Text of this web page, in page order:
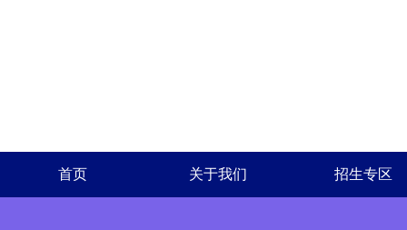
首页 关于我们 招生专区